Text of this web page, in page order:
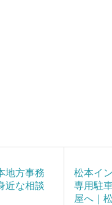
地方事務
近な相談
松本イ
専用駐
屋へ｜